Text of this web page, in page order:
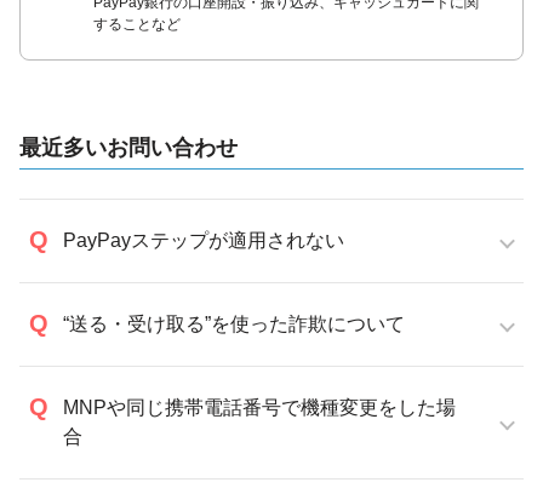
することなど
最近多いお問い合わせ
PayPayステップが適用されない
“送る・受け取る”を使った詐欺について
MNPや同じ携帯電話番号で機種変更をした場
合